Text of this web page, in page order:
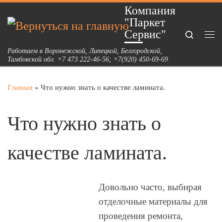
Компания
"Паркет
Сервис"
Работаем в Воронежской, Липецкой, Белгородской,
Тамбовской обл. +7 473 222-46-56; +7(920) 450-69-69
Search
Главная » Что нужно знать о качестве ламината.
Что нужно знать о
качестве ламината.
Довольно часто, выбирая
отделочные материалы для
проведения ремонта,